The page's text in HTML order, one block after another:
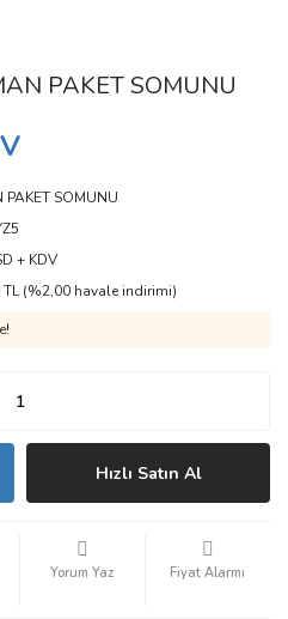
PAKET SOMUNU
PAKET SOMUNU
+ KDV
TL (%2,00 havale indirimi)
Hızlı Satın Al
Yorum Yaz Fiyat Alarmı